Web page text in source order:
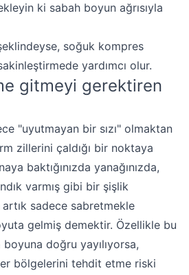
ki sabah boyun ağrısıyla
soğuk kompres
yardımcı olur.
gitmeyi gerektiren
"uyutmayan bir sızı" olmaktan
zillerini çaldığı bir noktaya
baktığınızda yanağınızda,
varmış gibi bir şişlik
sadece sabretmekle
gelmiş demektir. Özellikle bu
doğru yayılıyorsa,
bölgelerini tehdit etme riski